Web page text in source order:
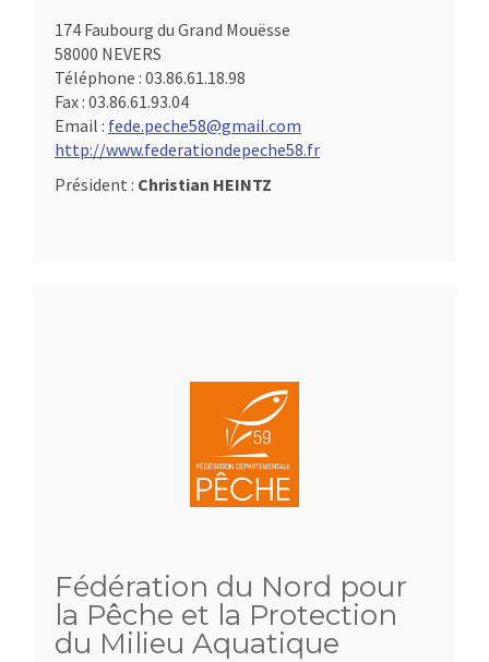
174 Faubourg du Grand Mouësse
58000 NEVERS
Téléphone : 03.86.61.18.98
Fax : 03.86.61.93.04
Email : fede.peche58@gmail.com
http://www.federationdepeche58.fr
Président : Christian HEINTZ
Fédération du Nord pour
la Pêche et la Protection
du Milieu Aquatique